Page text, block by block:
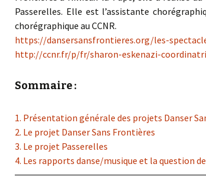
Passerelles. Elle est l’assistante
chorégraphique au CCNR.
https://dansersansfrontieres.org/les-
http://ccnr.fr/p/fr/sharon-eskenazi-
Sommaire :
1. Présentation générale des projets Danser
2. Le projet Danser Sans Frontières
3. Le projet Passerelles
4. Les rapports danse/musique et la question